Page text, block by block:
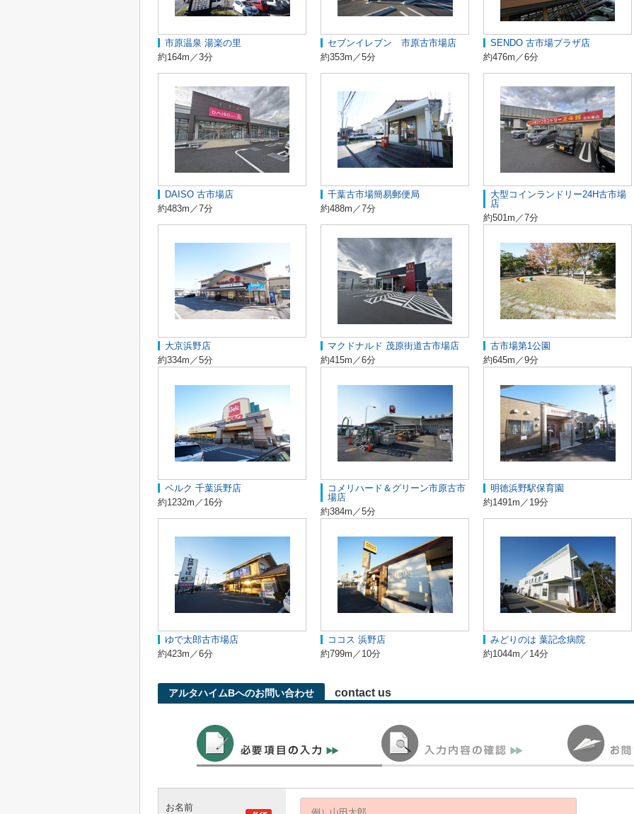
市原温泉 湯楽の里
約164m／3分
セブンイレブン 市原古市場店
約353m／5分
SENDO 古市場プラザ店
約476m／6分
DAISO 古市場店
約483m／7分
千葉古市場簡易郵便局
約488m／7分
大型コインランドリー24H古市場
店
約501m／7分
大京浜野店
約334m／5分
マクドナルド 茂原街道古市場店
約415m／6分
古市場第1公園
約645m／9分
ベルク 千葉浜野店
約1232m／16分
コメリハード＆グリーン市原古市
場店
約384m／5分
明徳浜野駅保育園
約1491m／19分
ゆで太郎古市場店
約423m／6分
ココス 浜野店
約799m／10分
みどりのは 葉記念病院
約1044m／14分
アルタハイムBへのお問い合わせ contact us
お名前